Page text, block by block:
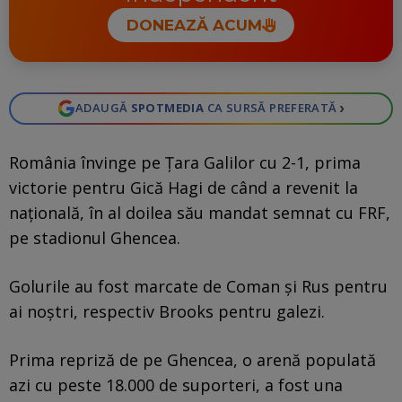
DONEAZĂ ACUM
ADAUGĂ SPOTMEDIA CA SURSĂ PREFERATĂ ›
România învinge pe Țara Galilor cu 2-1, prima
victorie pentru Gică Hagi de când a revenit la
națională, în al doilea său mandat semnat cu FRF,
pe stadionul Ghencea.
Golurile au fost marcate de Coman și Rus pentru
ai noștri, respectiv Brooks pentru galezi.
Prima repriză de pe Ghencea, o arenă populată
azi cu peste 18.000 de suporteri, a fost una